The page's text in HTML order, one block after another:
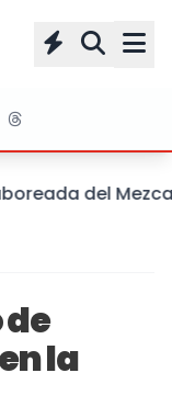
del
la